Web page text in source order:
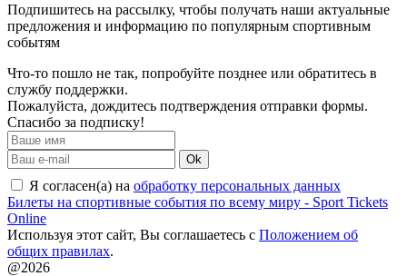
Подпишитесь на рассылку, чтобы получать наши актуальные
предложения и информацию по популярным спортивным
событям
Что-то пошло не так, попробуйте позднее или обратитесь в
службу поддержки.
Пожалуйста, дождитесь подтверждения отправки формы.
Спасибо за подписку!
Ok
Я согласен(а) на обработку персональных данных
Билеты на спортивные события по всему миру - Sport Tickets
Online
Используя этот сайт, Вы соглашаетесь с Положением об
общих правилах.
@2026